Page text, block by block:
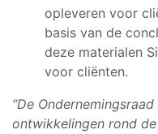
opleveren voor
basis van de
deze materialen
voor cliënten.
“De
ontwikkelingen rond